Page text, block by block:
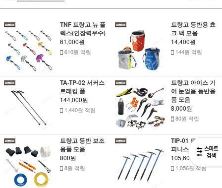
TNF 트랑고 뉴 플
렉스(인장력우수)
61,000원
610원 적립
트랑고 등반용 쵸
크 백 모음
14,400원
144원 적립
TA-TP-02 서커스
트레킹 폴
144,000원
1,440원 적립
트랑고 아이스 기
어 눈얼음 등반용
품 모음
8,000원
80원 적립
트랑고 등반 보조
용품 모음
800원
8원 적립
TIP-01 트랑고 알
피니스트 피켈
105,600원
1,056원 적립